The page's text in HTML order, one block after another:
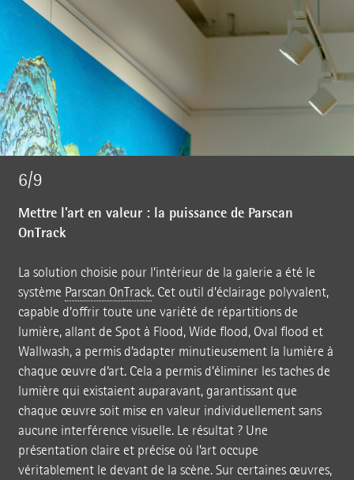
6/9
Mettre l’art en valeur : la puissance de Parscan
OnTrack
La solution choisie pour l’intérieur de la galerie a été le
système Parscan OnTrack. Cet outil d’éclairage polyvalent,
capable d’offrir toute une variété de répartitions de
lumière, allant de Spot à Flood, Wide flood, Oval flood et
Wallwash, a permis d’adapter minutieusement la lumière à
chaque œuvre d’art. Cela a permis d’éliminer les taches de
lumière qui existaient auparavant, garantissant que
chaque œuvre soit mise en valeur individuellement sans
aucune interférence visuelle. Le résultat ? Une
présentation claire et précise où l’art occupe
véritablement le devant de la scène. Sur certaines œuvres,